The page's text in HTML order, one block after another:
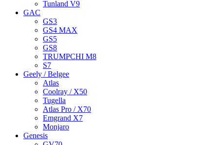
Tunland V9
GAC
GS3
GS4 MAX
GS5
GS8
TRUMPCHI M8
S7
Geely / Belgee
Atlas
Coolray / X50
Tugella
Atlas Pro / X70
Emgrand X7
Monjaro
Genesis